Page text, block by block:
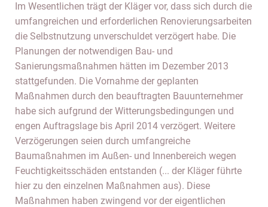
Im Wesentlichen trägt der Kläger vor, dass sich durch die
umfangreichen und erforderlichen Renovierungsarbeiten
die Selbstnutzung unverschuldet verzögert habe. Die
Planungen der notwendigen Bau- und
Sanierungsmaßnahmen hätten im Dezember 2013
stattgefunden. Die Vornahme der geplanten
Maßnahmen durch den beauftragten Bauunternehmer
habe sich aufgrund der Witterungsbedingungen und
engen Auftragslage bis April 2014 verzögert. Weitere
Verzögerungen seien durch umfangreiche
Baumaßnahmen im Außen- und Innenbereich wegen
Feuchtigkeitsschäden entstanden (... der Kläger führte
hier zu den einzelnen Maßnahmen aus). Diese
Maßnahmen haben zwingend vor der eigentlichen